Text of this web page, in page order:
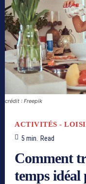
crédit : Freepik
ACTIVITÉS -
5 min. Read
Comment
temps idéal